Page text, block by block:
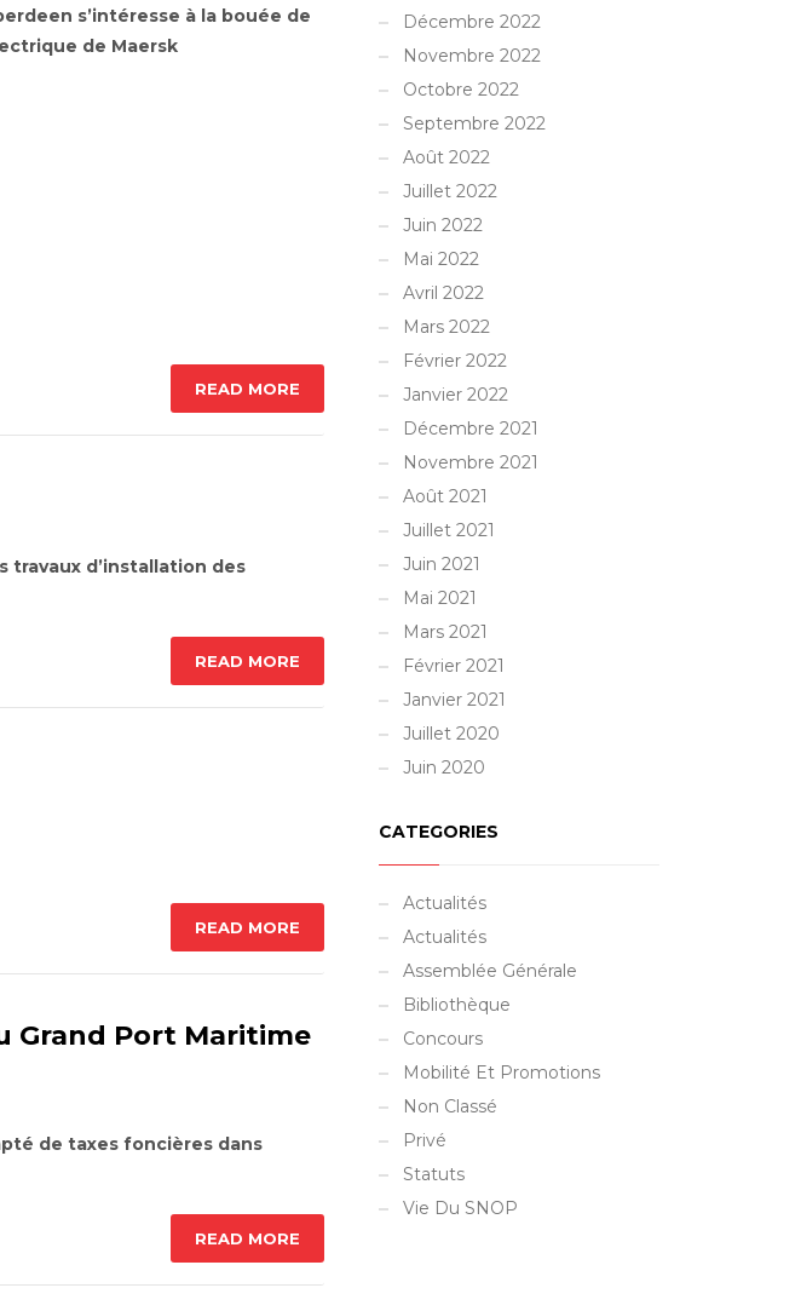
s’intéresse à la bouée de
de Maersk
READ MORE
travaux d’installation des
READ MORE
READ MORE
Grand Port Maritime
de taxes foncières dans
READ MORE
Décembre 2022
Novembre 2022
Octobre 2022
Septembre 2022
Août 2022
Juillet 2022
Juin 2022
Mai 2022
Avril 2022
Mars 2022
Février 2022
Janvier 2022
Décembre 2021
Novembre 2021
Août 2021
Juillet 2021
Juin 2021
Mai 2021
Mars 2021
Février 2021
Janvier 2021
Juillet 2020
Juin 2020
CATEGORIES
Actualités
Actualités
Assemblée Générale
Bibliothèque
Concours
Mobilité Et Promotions
Non Classé
Privé
Statuts
Vie Du SNOP